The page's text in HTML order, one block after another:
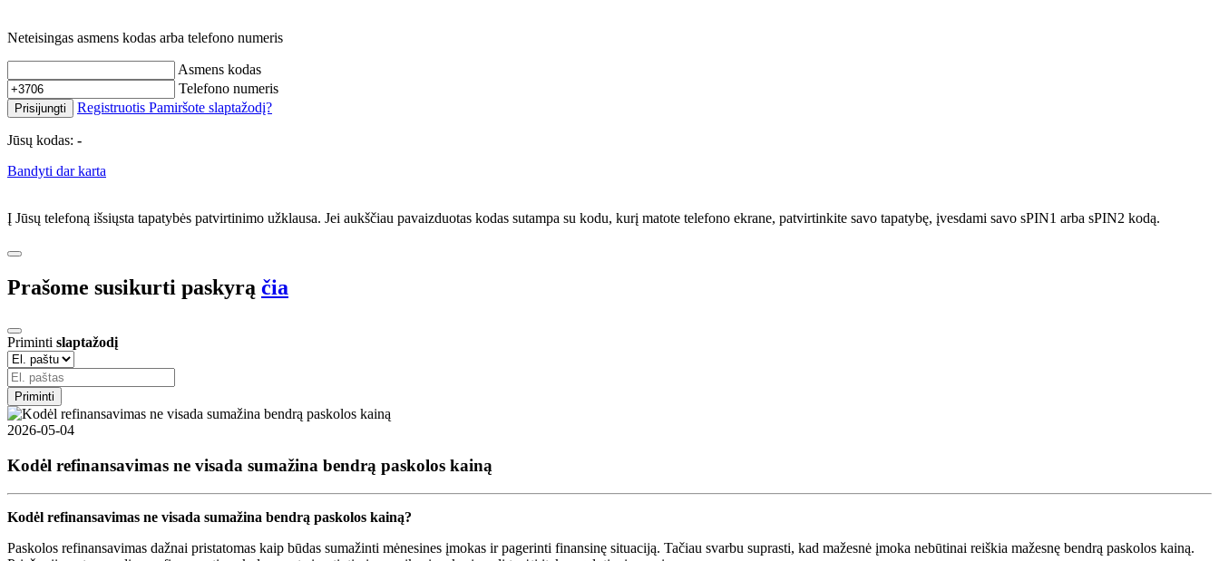
Neteisingas asmens kodas arba telefono numeris
Asmens kodas
Telefono numeris
Prisijungti Registruotis Pamiršote slaptažodį?
Jūsų kodas: -
Bandyti dar karta
Į Jūsų telefoną išsiųsta tapatybės patvirtinimo užklausa. Jei aukščiau pavaizduotas kodas sutampa su kodu, kurį matote telefono ekrane, patvirtinkite savo tapatybę, įvesdami savo sPIN1 arba sPIN2 kodą.
Prašome susikurti paskyrą čia
Priminti slaptažodį
Priminti
2026-05-04
Kodėl refinansavimas ne visada sumažina bendrą paskolos kainą
Kodėl refinansavimas ne visada sumažina bendrą paskolos kainą?
Paskolos refinansavimas dažnai pristatomas kaip būdas sumažinti mėnesines įmokas ir pagerinti finansinę situaciją. Tačiau svarbu suprasti, kad mažesnė įmoka nebūtinai reiškia mažesnę bendrą paskolos kainą.